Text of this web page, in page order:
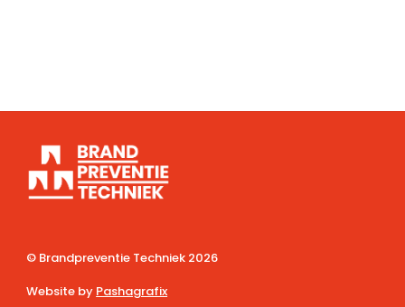
© Brandpreventie Techniek 2026
Website by Pashagrafix